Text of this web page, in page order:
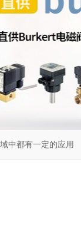
中都有一定的应用